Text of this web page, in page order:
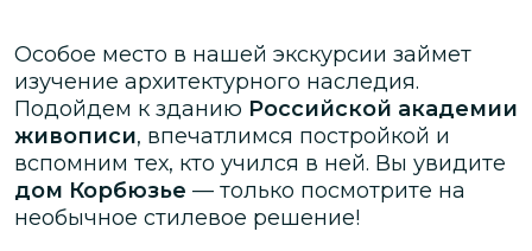
Особое место в нашей экскурсии займет
изучение архитектурного наследия.
Подойдем к зданию Российской академии
живописи, впечатлимся постройкой и
вспомним тех, кто учился в ней. Вы увидите
дом Корбюзье — только посмотрите на
необычное стилевое решение!